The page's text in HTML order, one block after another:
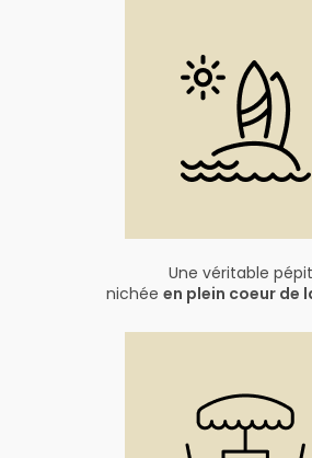
Une véritable
nichée en plein coeur de